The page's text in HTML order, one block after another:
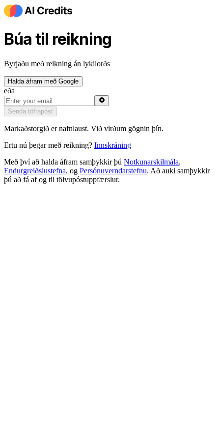
Búa til reikning
Byrjaðu með reikning án lykilorðs
Halda áfram með Google
eða
Senda töfrapóst
Markaðstorgið er nafnlaust. Við virðum gögnin þín.
Ertu nú þegar með reikning? Innskráning
Með því að halda áfram samþykkir þú Notkunarskilmála,
Endurgreiðslustefna, og Persónuverndarstefnu. Að auki samþykkir
þú að fá af og til tölvupóstuppfærslur.